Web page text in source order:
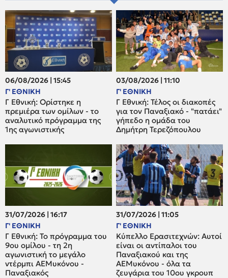
06/08/2026 | 15:45
Γ' ΕΘΝΙΚΗ
Γ Εθνική: Ορίστηκε η
πρεμιέρα των ομίλων - το
αναλυτικό πρόγραμμα της
1ης αγωνιστικής
03/08/2026 | 11:10
Γ' ΕΘΝΙΚΗ
Γ Εθνική: Τέλος οι διακοπές
για τον Παναξιακό - "πατάει"
γήπεδο η ομάδα του
Δημήτρη Τερεζόπουλου
31/07/2026 | 16:17
Γ' ΕΘΝΙΚΗ
Γ Εθνική: Το πρόγραμμα του
9ου ομίλου - τη 2η
αγωνιστική το μεγάλο
ντέρμπι ΑΕΜυκόνου -
Παναξιακός
31/07/2026 | 11:05
Γ' ΕΘΝΙΚΗ
Κύπελλο Ερασιτεχνών: Αυτοί
είναι οι αντίπαλοι του
Παναξιακού και της
ΑΕΜυκόνου - όλα τα
ζευγάρια του 10ου γκρουπ